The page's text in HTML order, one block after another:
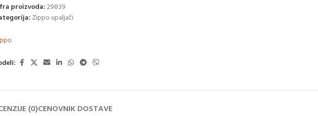
proizvoda:29839
Zippo upaljači
(0)CENOVNIK DOSTAVE